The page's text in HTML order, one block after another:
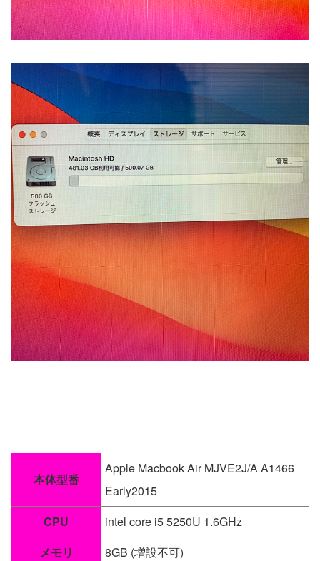
本体型番
Apple Macbook Air MJVE2J/A A1466
Early2015
CPU
intel core i5 5250U 1.6GHz
メモリ
8GB (増設不可)